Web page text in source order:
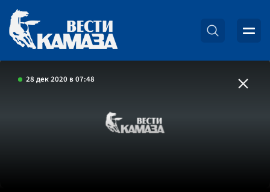
28 дек 2020 в 07:48